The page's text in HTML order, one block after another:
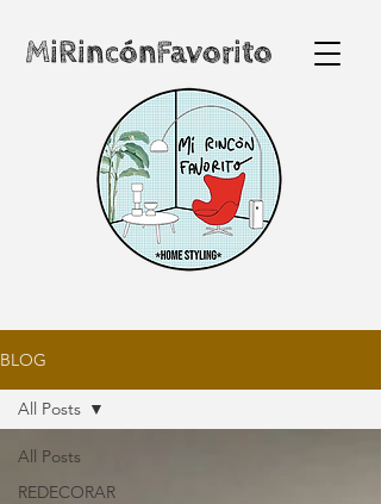
MiRincónFavorito
BLOG
All Posts
REDECORAR
All Posts